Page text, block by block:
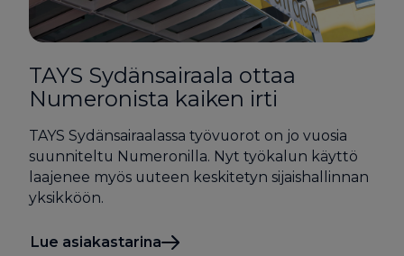
TAYS Sydän­sairaala ottaa
Numeronista kaiken irti
TAYS Sydänsairaalassa työvuorot on jo vuosia
suunniteltu Numeronilla. Nyt työkalun käyttö
laajenee myös uuteen keskitetyn sijaishallinnan
yksikköön.
Lue asiakastarina